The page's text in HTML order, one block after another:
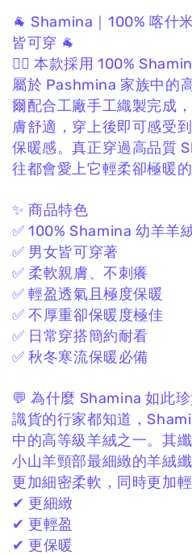
🐐 Shamina｜100% 喀什
皆可穿 🐐
❤️‍🔥 本款採用 100%
屬於 Pashmina 家族中的
爾配合工廠手工織製完成，
膚舒適， 穿上後即可感受
保暖感。真正穿過高品質
往都會愛上它輕柔卻極暖的
✨ 商品特色
✅ 100% Shamina 幼羊羊
✅ 男女皆可穿著
✅ 柔軟親膚、不刺癢
✅ 輕盈透氣且極度保暖
✅ 不厚重卻保暖度極佳
✅ 日常穿搭簡約耐看
✅ 秋冬寒流保暖必備
💬 為什麼 Shamina 如此珍
識貨的行家都知道，
中的高等級羊絨之一。其
小山羊頸部最細緻的羊絨纖
更加細密柔軟， 同時更加
✔ 更細緻
✔ 更輕盈
✔ 更保暖